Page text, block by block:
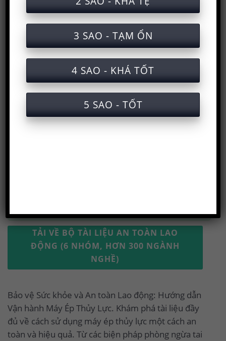
Trang chủ>Huấn luyện an toàn lao động>Học và
TẢI VỀ BỘ TÀI LIỆU AN TOÀN LAO
ĐỘNG (6 NHÓM, HƠN 300 NGÀNH
NGHỀ)
Bảo vệ Sức khỏe và An toàn Lao động: Hướng dẫn
Vận hành Máy Ép Thủy Lực. Khám phá tài liệu đầy
đủ về cách sử dụng máy ép thủy lực một cách an
toàn và hiệu quả. Từ các biện pháp phòng ngừa tai
3 SAO - TẠM ỔN
4 SAO - KHÁ TỐT
5 SAO - TỐT